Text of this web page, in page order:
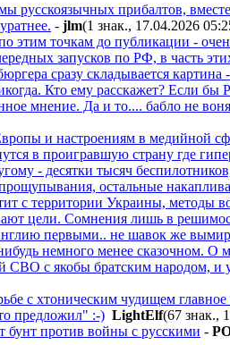
русскоязычных прибалтов,
- jlm(1 знак., 17.04.2026
точкам до публикации -
запусков по РФ, в часть
сразу складывается
Кто ему расскажет? Если
мнение. Да и то.... бабло не
и настроениям в медийной
в проигравшую страну где
- десятки тысяч
остальные
с территории Украины, методы
цели. Сомнения лишь в
первыми.. не шавок же
немного менее сказочном. О
СВО с якобы братским народом, и
с хтоническим чудищем
предложил" :-) LightElf(67 знак.,
бунт против войны с русскими -